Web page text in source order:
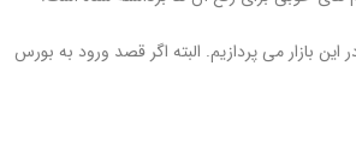
بازار می پردازیم. البته اگر قصد ورود به بورس